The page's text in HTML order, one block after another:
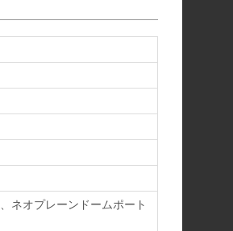
ネオプレーンドームポート